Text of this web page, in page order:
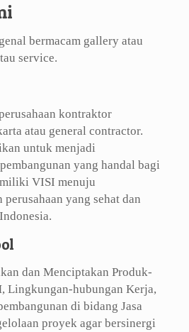
bermacam gallery atau
service.
kontraktor
atau general contractor.
untuk menjadi
yang handal bagi
VISI menuju
yang sehat dan
dan Menciptakan Produk-
Lingkungan-hubungan Kerja,
di bidang Jasa
proyek agar bersinergi